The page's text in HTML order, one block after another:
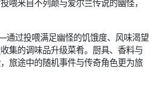
喂来自不列颠与爱尔兰传说的幽怪，
过投喂满足幽怪的饥饿度、风味渴望
集的调味品升级菜肴。厨具、香料与
旅途中的随机事件与传奇角色更为旅